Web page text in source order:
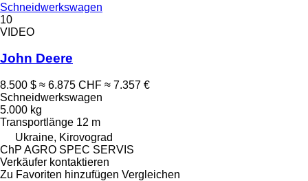
Schneidwerkswagen
10
VIDEO
John Deere
8.500 $ ≈ 6.875 CHF ≈ 7.357 €
Schneidwerkswagen
5.000 kg
Transportlänge 12 m
Ukraine, Kirovograd
ChP AGRO SPEC SERVIS
Verkäufer kontaktieren
Zu Favoriten hinzufügen Vergleichen